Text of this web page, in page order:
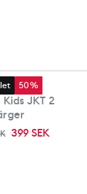
50%
Kids JKT 2
399 SEK